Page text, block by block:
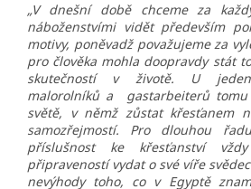
„V dnešní době chceme za
náboženstvími vidět pře­de­vším
motivy, poněvadž považujeme za
pro člověka mohla dooprav­dy stát
skutečností v životě. U
malorolníků a gastarbeiterů
světě, v němž zůstat křesťanem
samozřejmostí. Pro dlouhou
příslušnost ke křesťanství
připraveností vydat o své víře
nevýhody toho, co v Egyptě